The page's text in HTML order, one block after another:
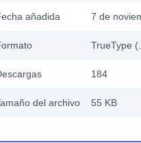
añadida 7 de
TrueType
184
del archivo 55 KB